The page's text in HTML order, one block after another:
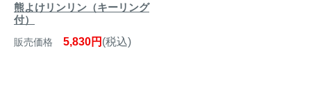
熊よけリンリン（キーリング
付）
販売価格 5,830円 (税込)